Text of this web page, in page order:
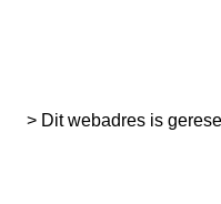
> Dit webadres is